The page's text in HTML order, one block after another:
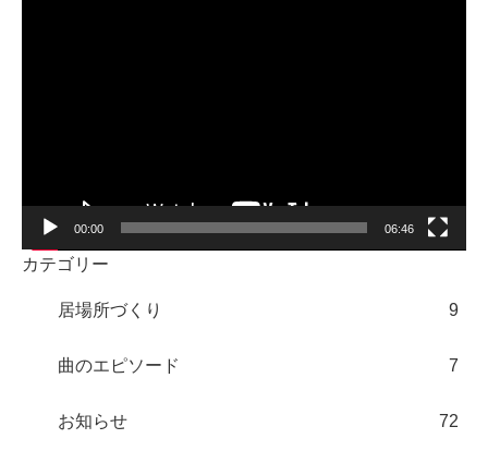
00:00 06:46
カテゴリー
居場所づくり 9
曲のエピソード 7
お知らせ 72